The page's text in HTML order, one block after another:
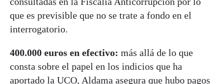
que es previsible que no se trate a fondo en el
interrogatorio.
400.000 euros en efectivo: más allá de lo que
consta sobre el papel en los indicios que ha
aportado la UCO, Aldama asegura que hubo pagos